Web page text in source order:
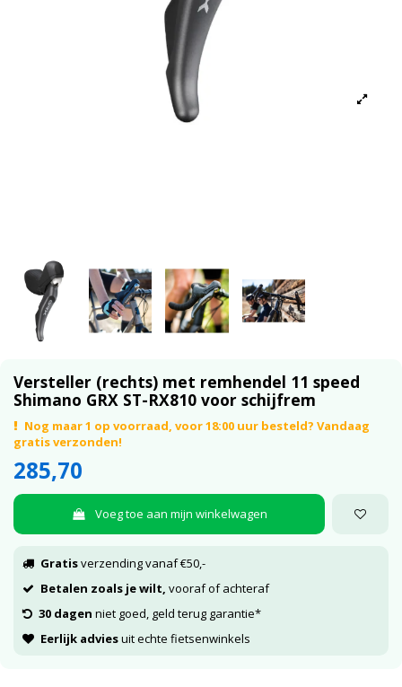
Versteller (rechts) met remhendel 11 speed
Shimano GRX ST-RX810 voor schijfrem
Nog maar 1 op voorraad, voor 18:00 uur besteld? Vandaag
gratis verzonden!
285,70
Voeg toe aan mijn winkelwagen
Gratisverzending vanaf €50,-
Betalen zoals je wilt, vooraf of achteraf
30 dagen niet goed, geld terug garantie*
Eerlijk adviesuit echte fietsenwinkels